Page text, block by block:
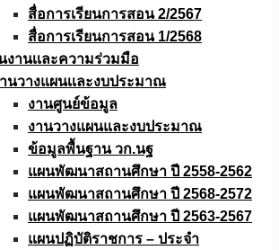
สื่อการเรียนการสอน 2/2567
สื่อการเรียนการสอน 1/2568
งานเเละความร่วมมือ
นวางแผนเเละงบประมาณ
งานศูนย์ข้อมูล
งานวางแผนและงบประมาณ
ข้อมูลพื้นฐาน วก.นฐ
แผนพัฒนาสถานศึกษา ปี 2558-2562
แผนพัฒนาสถานศึกษา ปี 2568-2572
แผนพัฒนาสถานศึกษา ปี 2563-2567
แผนปฏิบัติราชการ – ประจำ